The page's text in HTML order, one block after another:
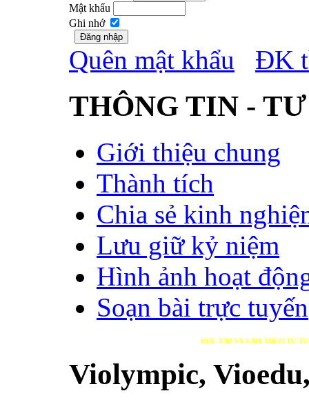
Mật khẩu
Ghi nhớ
Quên mật khẩu ĐK
THÔNG TIN -
Giới thiệu chung
Thành tích
Chia sẻ kinh
Lưu giữ kỷ niệm
Hình ảnh hoạt
Soạn bài trực tuyến
HỌC TẬP VÀ LÀM THEO TƯ TƯỞNG, ĐẠO
Violympic,